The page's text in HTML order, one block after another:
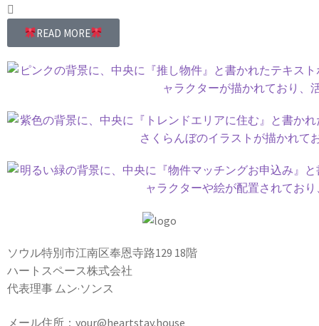
READ MORE
ソウル特別市江南区奉恩寺路129 18階
ハートスペース株式会社
代表理事 ムン·ソンス
メール住所：your@heartstay.house